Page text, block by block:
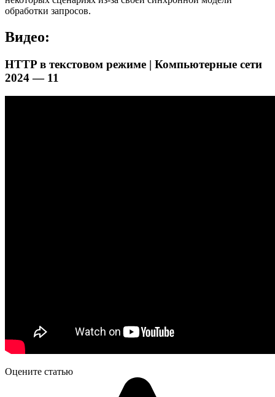
обработки запросов.
Видео:
HTTP в текстовом режиме | Компьютерные сети
2024 — 11
Оцените статью